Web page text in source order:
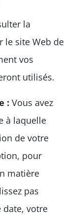
la
le site Web de
vos
utilisés.
: Vous avez
à laquelle
de votre
pour
matière
pas
date, votre